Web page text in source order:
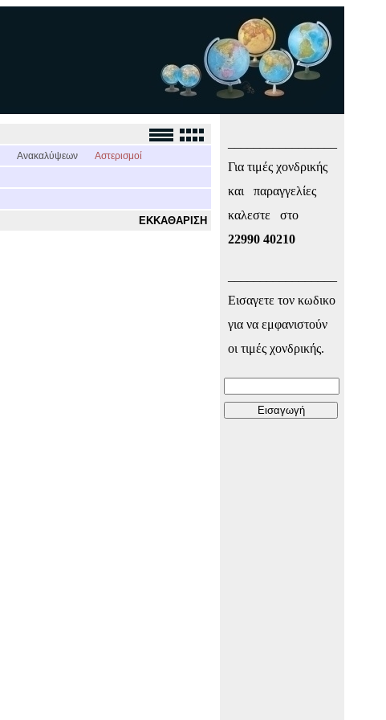
Ανακαλύψεων
Αστερισμοί
ΕΚΚΑΘΑΡΙΣΗ
Για τιμές χονδρικής
και παραγγελίες
καλεστε στο
22990 40210
Εισαγετε τον κωδικο
για να εμφανιστούν
οι τιμές χονδρικής.